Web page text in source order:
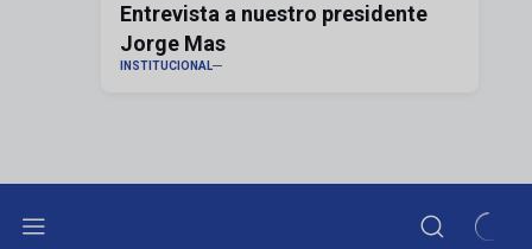
Entrevista a nuestro presidente
Jorge Mas
INSTITUCIONAL